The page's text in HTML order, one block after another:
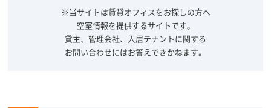
※当サイトは賃貸オフィスをお探しの方へ
空室情報を提供するサイトです。
貸主、管理会社、入居テナントに関する
お問い合わせにはお答えできかねます。